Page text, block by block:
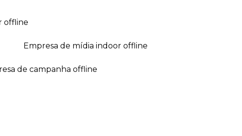
offline
empresa de mídia indoor offline
de campanha offline